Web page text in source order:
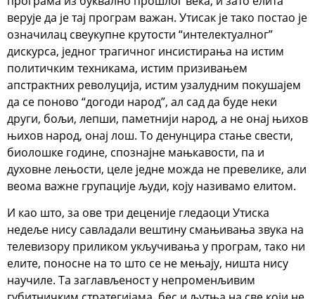
верује да је тај програм важан. Утисак је тако постао је
означилац свеукупне крутости “интелектуалног”
дискурса, једног трагичног инсистирања на истим
политичким техникама, истим призивањем
апстрактних револуција, истим узалудним покушајем
да се поново “догоди народ”, ал сад да буде неки
други, бољи, лепши, паметнији народ, а не онај њихов
њихов народ, онај лош. То денунцира стање свести,
биолошке године, спознајне мањкавости, па и
духовне лењости, целе једне можда не превелике, али
веома важне групације људи, коју називамо елитом.
И као што, за ове три деценије гледаоци Утиска
недеље нису савладали вештину смањивања звука на
телевизору приликом укључивања у програм, тако ни
елите, поносне на то што се не мењају, ништа нису
научиле. Та заглављеност у непроменљивим